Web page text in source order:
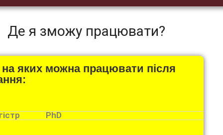
Де я зможу працювати?
яких можна працювати після
PhD